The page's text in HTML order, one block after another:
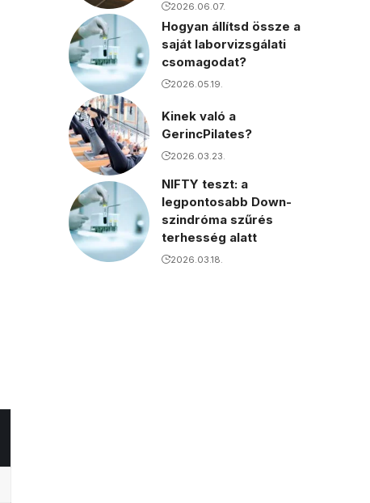
2026.06.07.
Hogyan állítsd össze a
saját laborvizsgálati
csomagodat?
2026.05.19.
Kinek való a
GerincPilates?
2026.03.23.
NIFTY teszt: a
legpontosabb Down-
szindróma szűrés
terhesség alatt
2026.03.18.